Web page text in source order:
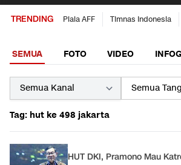
TRENDING Piala AFF Timnas Indonesia
SEMUA FOTO VIDEO
Tag: hut ke 498 jakarta
HUT DKI, Pramono Mau